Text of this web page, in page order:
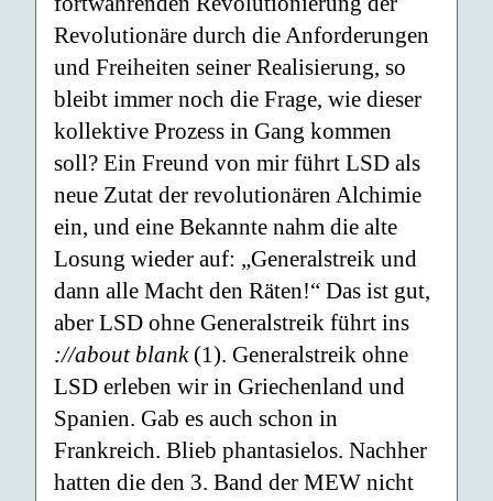
Revolutionäre durch die Anforderungen
und Freiheiten seiner Realisierung, so
bleibt immer noch die Frage, wie dieser
kollektive Prozess in Gang kommen
soll? Ein Freund von mir führt LSD als
neue Zutat der revolutionären Alchimie
ein, und eine Bekannte nahm die alte
Losung wieder auf: „Generalstreik und
dann alle Macht den Räten!“ Das ist gut,
aber LSD ohne Generalstreik führt ins
://about blank(1). Generalstreik ohne
LSD erleben wir in Griechenland und
Spanien. Gab es auch schon in
Frankreich. Blieb phantasielos. Nachher
hatten die den 3. Band der MEW nicht